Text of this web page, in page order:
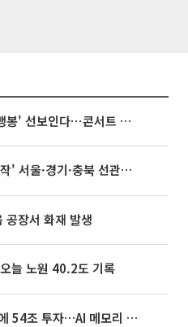
빅뱅, 20주년 기념 '새 뱅봉' 선보인다⋯콘서트 앞두고 팝업 개최
기·충북 선관위 등 추가 압수수색
공장서 화재 발생
늘 노원 40.2도 기록
SK하이닉스, 용인·청주에 54조 투자…AI 메모리 생산기지 키운다